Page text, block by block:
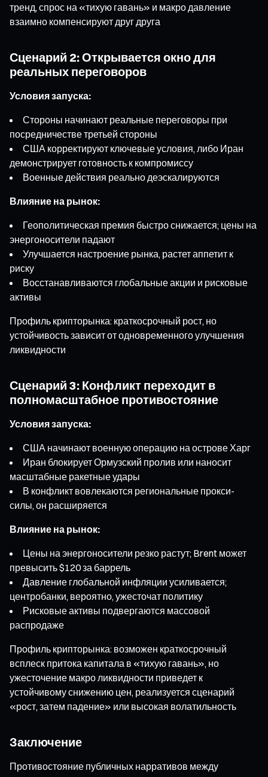
тренд, спрос на «тихую гавань» и макро давление
взаимно компенсируют друг друга
Сценарий 2: Открывается окно для
реальных переговоров
Условия запуска:
Стороны начинают реальные переговоры при
посредничестве третьей стороны
США корректируют ключевые условия, либо Иран
демонстрирует готовность к компромиссу
Военные действия реально деэскалируются
Влияние на рынок:
Геополитическая премия быстро снижается; цены на
энергоносители падают
Улучшается настроение рынка, растет аппетит к
риску
Восстанавливаются глобальные акции и рисковые
активы
Профиль крипторынка: краткосрочный рост, но
устойчивость зависит от одновременного улучшения
ликвидности
Сценарий 3: Конфликт переходит в
полномасштабное противостояние
Условия запуска:
США начинают военную операцию на острове Харг
Иран блокирует Ормузский пролив или наносит
масштабные ракетные удары
В конфликт вовлекаются региональные прокси-
силы, он расширяется
Влияние на рынок:
Цены на энергоносители резко растут; Brent может
превысить $120 за баррель
Давление глобальной инфляции усиливается;
центробанки, вероятно, ужесточат политику
Рисковые активы подвергаются массовой
распродаже
Профиль крипторынка: возможен краткосрочный
всплеск притока капитала в «тихую гавань», но
ужесточение макро ликвидности приведет к
устойчивому снижению цен, реализуется сценарий
«рост, затем падение» или высокая волатильность
Заключение
Противостояние публичных нарративов между